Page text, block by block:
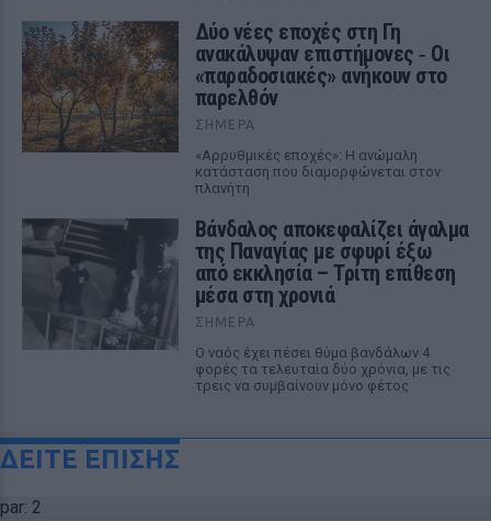
Δύο νέες εποχές στη Γη
ανακάλυψαν επιστήμονες ‑ Oι
«παραδοσιακές» ανήκουν στο
παρελθόν
ΣΉΜΕΡΑ
«Αρρυθμικές εποχές»: Η ανώμαλη
κατάσταση που διαμορφώνεται στον
πλανήτη
Βάνδαλος αποκεφαλίζει άγαλμα
της Παναγίας με σφυρί έξω
από εκκλησία – Τρίτη επίθεση
μέσα στη χρονιά
ΣΉΜΕΡΑ
Ο ναός έχει πέσει θύμα βανδάλων 4
φορές τα τελευταία δύο χρόνια, με τις
τρεις να συμβαίνουν μόνο φέτος
ΔΕΙΤΕ ΕΠΙΣΗΣ
par: 2